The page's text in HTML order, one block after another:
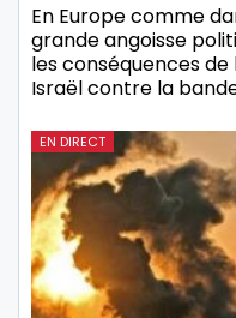
En Europe comme
grande angoisse
les conséquences
Israël contre la
EN DIRECT